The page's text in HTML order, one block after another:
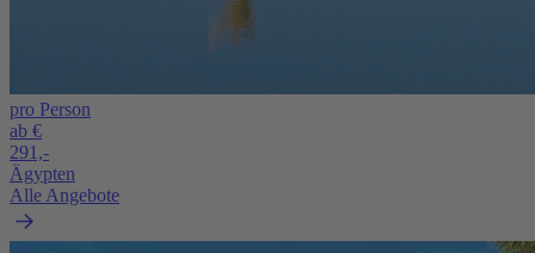
pro Person
ab €
291,-
Ägypten
Alle Angebote